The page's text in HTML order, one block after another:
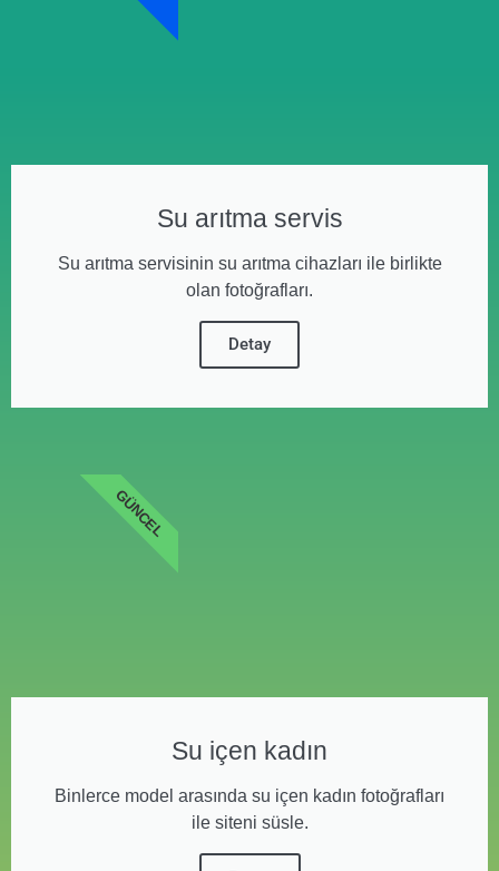
Su arıtma servis
Su arıtma servisinin su arıtma cihazları ile birlikte
olan fotoğrafları.
Detay
Su içen kadın
Binlerce model arasında su içen kadın fotoğrafları
ile siteni süsle.
GÜNCEL